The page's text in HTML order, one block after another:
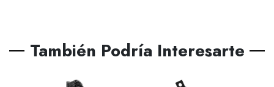
También Podría Interesarte